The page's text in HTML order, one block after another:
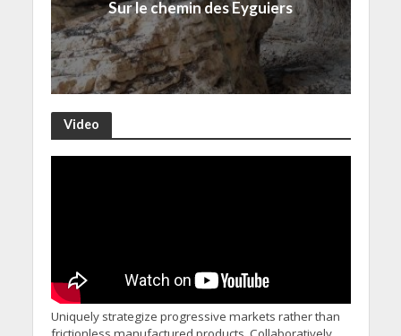
Sur le chemin des Eyguiers
Video
Uniquely strategize progressive markets rather than